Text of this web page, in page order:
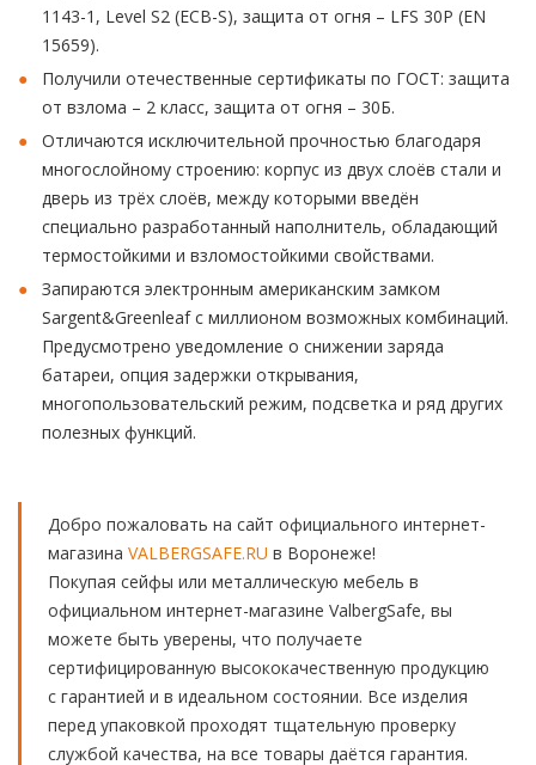
1143-1, Level S2 (ECB-S), защита от огня – LFS 30P (EN
15659).
Получили отечественные сертификаты по ГОСТ: защита
от взлома – 2 класс, защита от огня – 30Б.
Отличаются исключительной прочностью благодаря
многослойному строению: корпус из двух слоёв стали и
дверь из трёх слоёв, между которыми введён
специально разработанный наполнитель, обладающий
термостойкими и взломостойкими свойствами.
Запираются электронным американским замком
Sargent&Greenleaf с миллионом возможных комбинаций.
Предусмотрено уведомление о снижении заряда
батареи, опция задержки открывания,
многопользовательский режим, подсветка и ряд других
полезных функций.
Добро пожаловать на сайт официального интернет-
магазина VALBERGSAFE.RU в Воронеже!
Покупая сейфы или металлическую мебель в
официальном интернет-магазине ValbergSafe, вы
можете быть уверены, что получаете
сертифицированную высококачественную продукцию
с гарантией и в идеальном состоянии. Все изделия
перед упаковкой проходят тщательную проверку
службой качества, на все товары даётся гарантия.